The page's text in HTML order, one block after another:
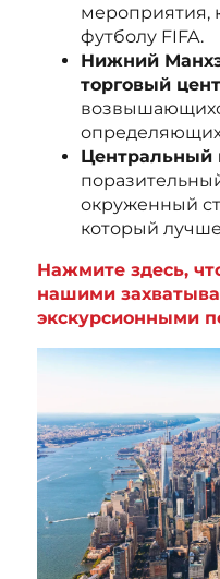
мероприятия,
футболу FIFA.
Нижний
торговый
Центральный
окруженный
который лучше
Нажмите здесь,
нашими
экскурсионными